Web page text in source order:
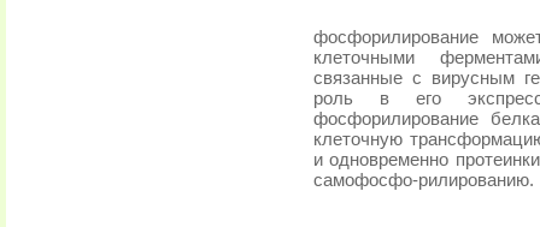
фосфорилирование
клеточными
связанные с вирусным
роль в его
фосфорилирование
клеточную
и одновременно
самофосфо-рилированию.